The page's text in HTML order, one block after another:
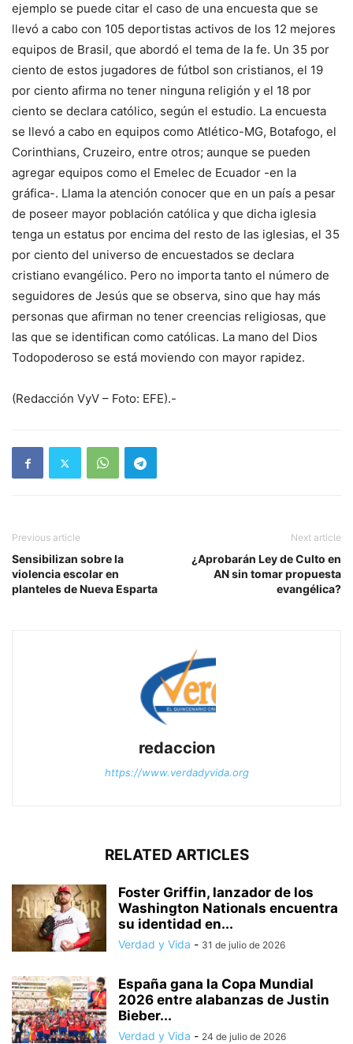
ejemplo se puede citar el caso de una encuesta que se
llevó a cabo con 105 deportistas activos de los 12 mejores
equipos de Brasil, que abordó el tema de la fe. Un 35 por
ciento de estos jugadores de fútbol son cristianos, el 19
por ciento afirma no tener ninguna religión y el 18 por
ciento se declara católico, según el estudio. La encuesta
se llevó a cabo en equipos como Atlético-MG, Botafogo, el
Corinthians, Cruzeiro, entre otros; aunque se pueden
agregar equipos como el Emelec de Ecuador -en la
gráfica-. Llama la atención conocer que en un país a pesar
de poseer mayor población católica y que dicha iglesia
tenga un estatus por encima del resto de las iglesias, el 35
por ciento del universo de encuestados se declara
cristiano evangélico. Pero no importa tanto el número de
seguidores de Jesús que se observa, sino que hay más
personas que afirman no tener creencias religiosas, que
las que se identifican como católicas. La mano del Dios
Todopoderoso se está moviendo con mayor rapidez.
(Redacción VyV – Foto: EFE).-
Previous article
Sensibilizan sobre la
violencia escolar en
planteles de Nueva Esparta
Next article
¿Aprobarán Ley de Culto en
AN sin tomar propuesta
evangélica?
redaccion
https://www.verdadyvida.org
RELATED ARTICLES
Foster Griffin, lanzador de los
Washington Nationals encuentra
su identidad en...
Verdad y Vida - 31 de julio de 2026
España gana la Copa Mundial
2026 entre alabanzas de Justin
Bieber...
Verdad y Vida - 24 de julio de 2026